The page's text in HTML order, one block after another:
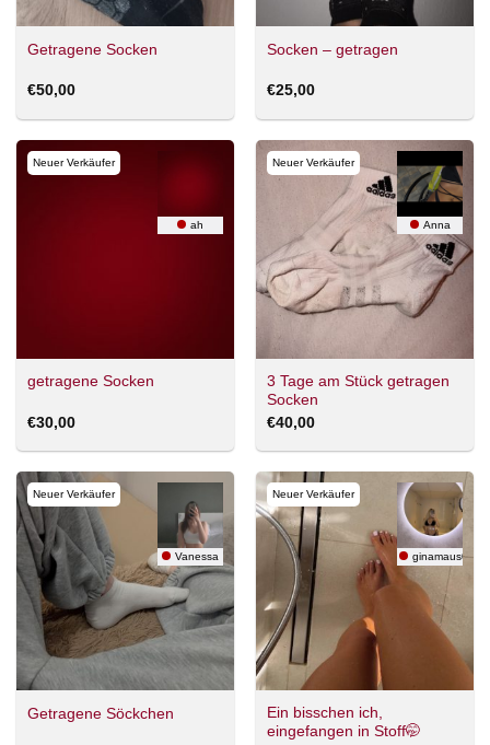
Getragene Socken
€50,00
Socken – getragen
€25,00
Neuer Verkäufer
ah
getragene Socken
€30,00
Neuer Verkäufer
Anna
3 Tage am Stück getragen
Socken
€40,00
Neuer Verkäufer
Vanessa
Getragene Söckchen
Neuer Verkäufer
ginamaus01
Ein bisschen ich,
eingefangen in Stoff🤭